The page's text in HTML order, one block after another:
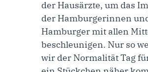
der Hausärzte, um das
der Hamburgerinnen
Hamburger mit allen
beschleunigen. Nur so
wir der Normalität Tag